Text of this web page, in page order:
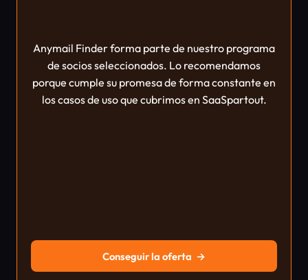
Anymail Finder forma parte de nuestro programa
de socios seleccionados. Lo recomendamos
porque cumple su promesa de forma constante en
los casos de uso que cubrimos en SaaSpartout.
Conseguir la oferta →